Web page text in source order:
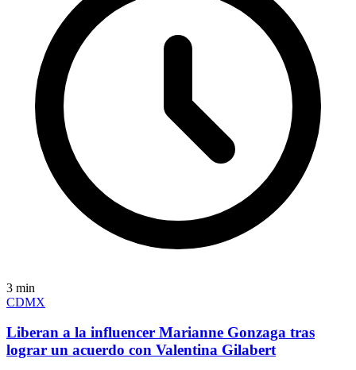
3 min
CDMX
Liberan a la influencer Marianne Gonzaga tras
lograr un acuerdo con Valentina Gilabert